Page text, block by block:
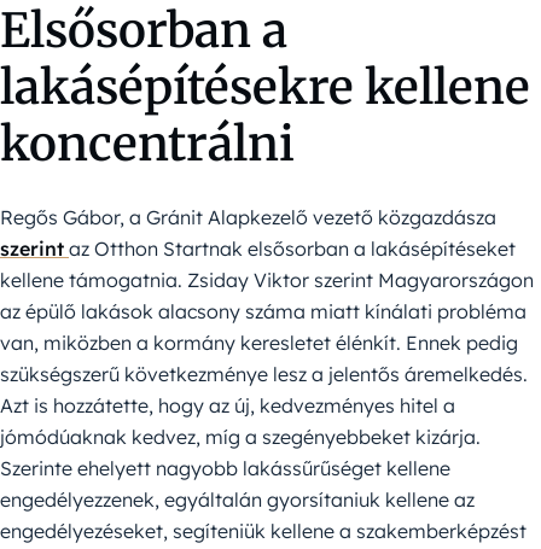
Elsősorban a
lakásépítésekre kellene
koncentrálni
Regős Gábor, a Gránit Alapkezelő vezető közgazdásza
szerint az Otthon Startnak elsősorban a lakásépítéseket
kellene támogatnia. Zsiday Viktor szerint Magyarországon
az épülő lakások alacsony száma miatt kínálati probléma
van, miközben a kormány keresletet élénkít. Ennek pedig
szükségszerű következménye lesz a jelentős áremelkedés.
Azt is hozzátette, hogy az új, kedvezményes hitel a
jómódúaknak kedvez, míg a szegényebbeket kizárja.
Szerinte ehelyett nagyobb lakássűrűséget kellene
engedélyezzenek, egyáltalán gyorsítaniuk kellene az
engedélyezéseket, segíteniük kellene a szakemberképzést